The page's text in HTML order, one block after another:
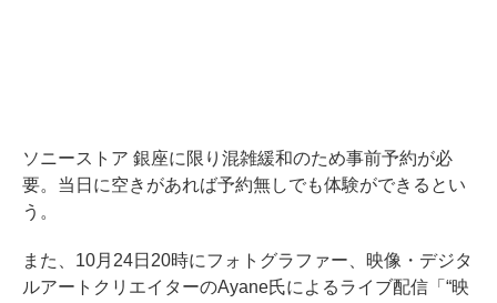
ソニーストア 銀座に限り混雑緩和のため事前予約が必
要。当日に空きがあれば予約無しでも体験ができるとい
う。
また、10月24日20時にフォトグラファー、映像・デジタ
ルアートクリエイターのAyane氏によるライブ配信「“映